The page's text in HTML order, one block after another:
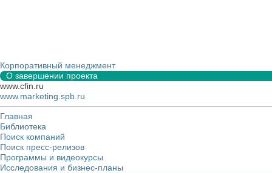
Корпоративный менеджмент
О завершении проекта
www.cfin.ru
www.marketing.spb.ru
Главная
Библиотека
Поиск компаний
Поиск пресс-релизов
Программы и видеокурсы
Исследования и бизнес-планы